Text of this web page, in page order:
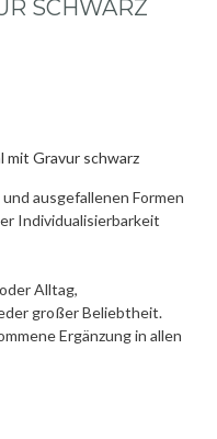
SCHWARZ
Gravur schwarz
ausgefallenen Formen
Individualisierbarkeit
Alltag,
großer Beliebtheit.
Ergänzung in allen